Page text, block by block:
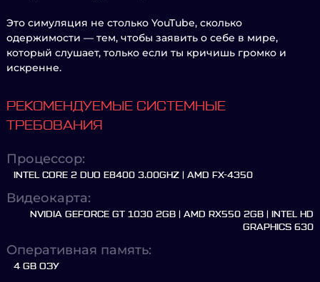
Это симуляция не столько YouTube, сколько
одержимости — тем, чтобы заявить о себе в мире,
который слушает, только если ты кричишь громко и
искренне.
РЕКОМЕНДУЕМЫЕ СИСТЕМНЫЕ
ТРЕБОВАНИЯ
Процессор:
INTEL CORE 2 DUO E8400 3.00GHZ | AMD FX-4350
Видеокарта:
NVIDIA GEFORCE GT 1030 2GB | AMD RX550 2GB | INTEL HD
GRAPHICS 630
Оперативная память:
4 GB ОЗУ